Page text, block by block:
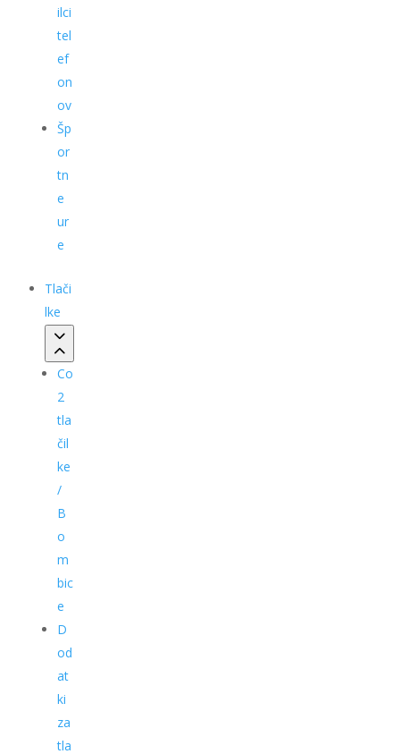
ilci
tel
ef
on
ov
Šp
or
tn
e
ur
e
Tlači
lke
Co
2
tla
čil
ke
/
B
o
m
bic
e
D
od
at
ki
za
tla